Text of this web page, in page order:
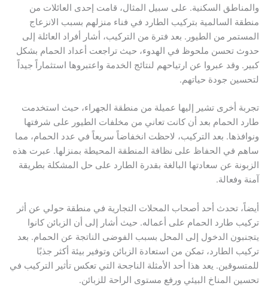
والمناطق السكنية. على سبيل المثال، قامت إحدى العائلات من
منطقة السالمية بتركيب الطارد في فناء منزلهم بسبب الانزعاج
المستمر من الطيور. بعد فترة من التركيب، أشار أفراد العائلة إلى
حدوث تحسن ملحوظ في الهدوء، حيث تراجعت أعداد الحمام بشكل
كبير. وقد عبروا عن ارتياحهم لنتائج الخدمة واعتبروها استثماراً جيداً
لتحسين جودة حياتهم.
تجربة أخرى تشير إليها عميلة من منطقة الجهراء، حيث استخدمت
طارد الحمام بعد أن كانت تعاني من مخلفات الطيور على شرفتها
ونوافذها. بعد التركيب، لاحظت انخفاضاً سريعاً في عدد الحمام، مما
ساهم في الحفاظ على نظافة المنطقة المحيطة بمنزلها. عبرت هذه
الزبونة عن سعادتها البالغة بقدرة الطارد على حل المشكلة بطريقة
آمنة وفعالة.
أيضاً، تحدث أحد أصحاب المحلات التجارية في منطقة حولي عن أثر
تركيب طارد الحمام على أعماله. حيث أشار إلى أن الزبائن كانوا
يتجنبون الدخول إلى المحل بسبب الفوضى الناتجة عن الحمام. بعد
تركيب الطارد، تمكن من استعادة الزبائن وتوفير بيئة أكثر جذبًا
للمتسوقين. يعد هذا أحد الأمثلة الناجحة التي تعكس تأثير التركيب في
تحسين المناخ البيئي ورفع مستوى الراحة للزبائن.